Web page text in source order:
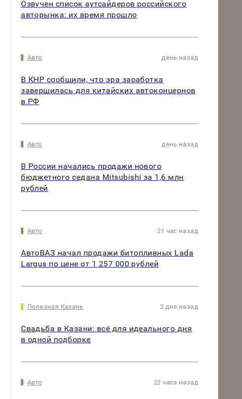
Озвучен список аутсайдеров российского
авторынка: их время прошло
Авто день назад
В КНР сообщили, что эра заработка
завершилась для китайских автоконцернов
в РФ
Авто день назад
В России начались продажи нового
бюджетного седана Mitsubishi за 1,6 млн
рублей
Авто 21 час назад
АвтоВАЗ начал продажи битопливных Lada
Largus по цене от 1 257 000 рублей
Полезная Казань 2 дня назад
Свадьба в Казани: всё для идеального дня
в одной подборке
Авто 22 часа назад